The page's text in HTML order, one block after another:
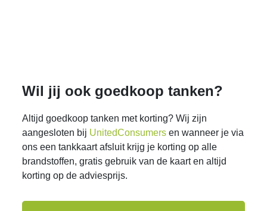
Wil jij ook goedkoop tanken?
Altijd goedkoop tanken met korting? Wij zijn
aangesloten bij UnitedConsumers en wanneer je via
ons een tankkaart afsluit krijg je korting op alle
brandstoffen, gratis gebruik van de kaart en altijd
korting op de adviesprijs.